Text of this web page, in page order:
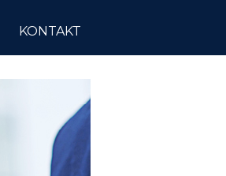
KONTAKT